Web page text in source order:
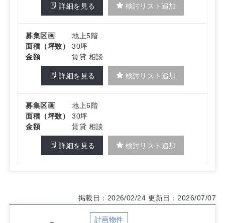
詳細を見る 検討リスト追加
募集区画
地上5階
面積（坪数）
30坪
金額
賃貸 相談
詳細を見る 検討リスト追加
募集区画
地上6階
面積（坪数）
30坪
金額
賃貸 相談
詳細を見る 検討リスト追加
掲載日：2026/02/24 更新日：2026/07/07
計画物件